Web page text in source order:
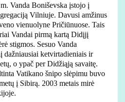
Vanda Boniševska įstojo į
Vilniuje. Davusi amžinus
vienuolyne Pričiūnuose. Tais
Vandai pirmą kartą Didįjį
stigmos. Sesuo Vanda
dažniausiai ketvirtadieniais ir
o ypač per Didžiąją savaitę.
Vatikano šnipo slėpimu buvo
į Sibirą. 2003 metais mirė